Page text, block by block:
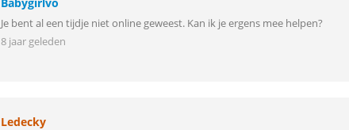
Je bent al een tijdje niet online geweest. Kan ik je ergens mee helpen?
8 jaar geleden
Ledecky